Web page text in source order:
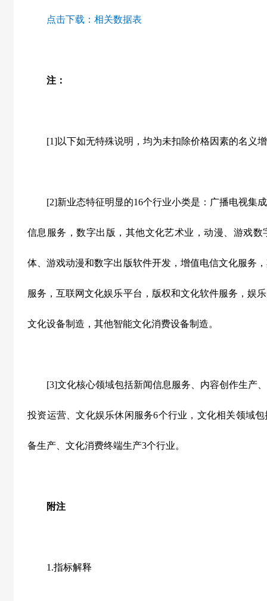
点击下载： 相关数据表
注：
[1]以下如无特殊说明，均为未扣除价格因素的名义
[2]新业态特征明显的16个行业小类是：广播电视集
信息服务，数字出版，其他文化艺术业，动漫、游戏
体、游戏动漫和数字出版软件开发，增值电信文化服务
服务，互联网文化娱乐平台，版权和文化软件服务，娱
文化设备制造，其他智能文化消费设备制造。
[3]文化核心领域包括新闻信息服务、内容创作生产、
投资运营、文化娱乐休闲服务6个行业，文化相关领域
备生产、文化消费终端生产3个行业。
附注
1.指标解释